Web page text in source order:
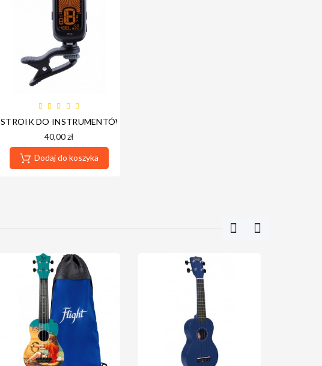
- DOSTĘP ROCZNY
SOPRANOWE)
STROIK DO INSTRUMENTÓW BOSTON IT-5
40,00 zł
Dodaj do koszyka